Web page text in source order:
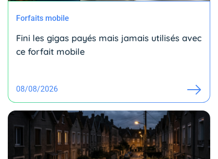
Forfaits mobile
Fini les gigas payés mais jamais utilisés avec
ce forfait mobile
08/08/2026